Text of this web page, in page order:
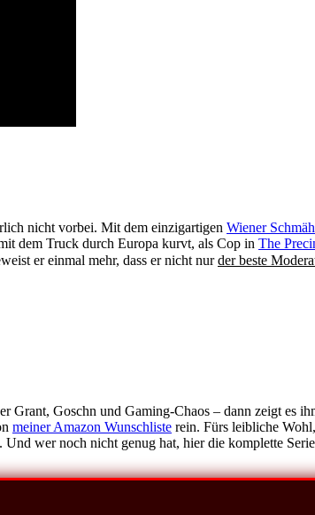
nicht vorbei. Mit dem einzigartigen Wiener Schmäh
dem Truck durch Europa kurvt, als Cop in The
er einmal mehr, dass er nicht nurder beste
Grant, Goschn und Gaming-Chaos – dann zeigt es
meiner Amazon Wunschliste rein. Fürs leibliche
wer noch nicht genug hat, hier die komplette